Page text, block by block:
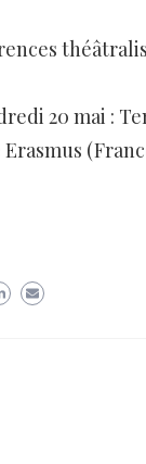
20 mai :